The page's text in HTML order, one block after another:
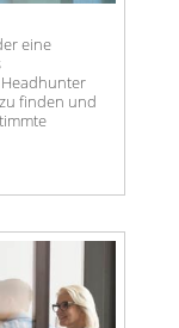
eine
finden und